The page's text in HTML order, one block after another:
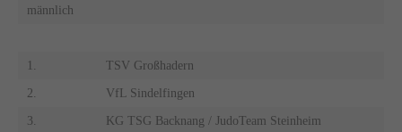
männlich
1. TSV Großhadern
2. VfL Sindelfingen
3. KG TSG Backnang / JudoTeam Steinheim